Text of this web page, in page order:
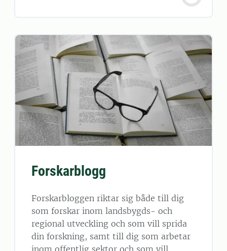
Forskarblogg
Forskarbloggen riktar sig både till dig
som forskar inom landsbygds- och
regional utveckling och som vill sprida
din forskning, samt till dig som arbetar